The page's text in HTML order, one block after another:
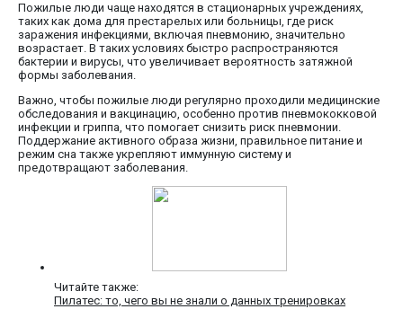
Пожилые люди чаще находятся в стационарных учреждениях,
таких как дома для престарелых или больницы, где риск
заражения инфекциями, включая пневмонию, значительно
возрастает. В таких условиях быстро распространяются
бактерии и вирусы, что увеличивает вероятность затяжной
формы заболевания.
Важно, чтобы пожилые люди регулярно проходили медицинские
обследования и вакцинацию, особенно против пневмококковой
инфекции и гриппа, что помогает снизить риск пневмонии.
Поддержание активного образа жизни, правильное питание и
режим сна также укрепляют иммунную систему и
предотвращают заболевания.
Читайте также:
Пилатес: то, чего вы не знали о данных тренировках